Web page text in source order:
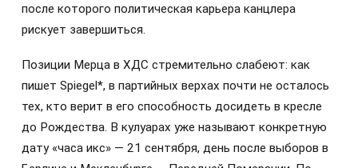
после которого политическая карьера канцлера
рискует завершиться.
Позиции Мерца в ХДС стремительно слабеют: как
пишет Spiegel*, в партийных верхах почти не осталось
тех, кто верит в его способность досидеть в кресле
до Рождества. В кулуарах уже называют конкретную
дату «часа икс» — 21 сентября, день после выборов в